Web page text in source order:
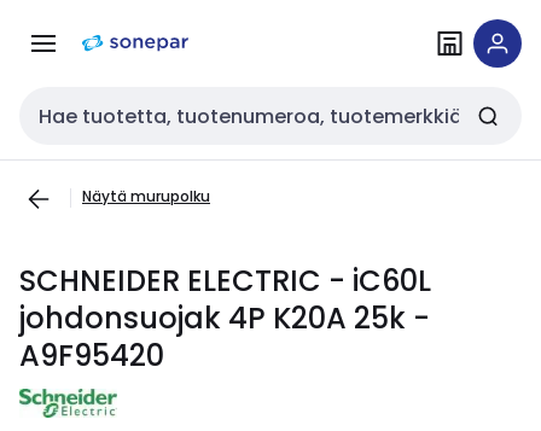
navigointiinsisältöön
Haku
Näytä murupolku
SCHNEIDER ELECTRIC - iC60L
johdonsuojak 4P K20A 25k -
A9F95420